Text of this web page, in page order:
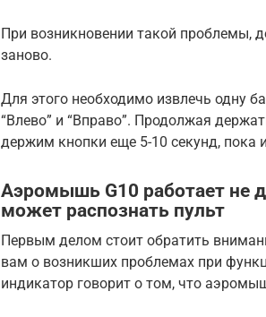
При возникновении такой проблемы,
заново.
Для этого необходимо извлечь одну
“Влево” и “Вправо”. Продолжая
держим кнопки еще 5-10 секунд, пока
Аэромышь G10 работает не
может распознать пульт
Первым делом стоит обратить
вам о возникших проблемах при
индикатор говорит о том, что